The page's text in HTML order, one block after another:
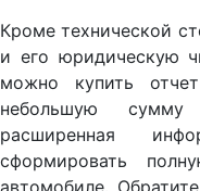
Кроме технической
и его юридическую
можно купить
небольшую сумму
расширенная
сформировать